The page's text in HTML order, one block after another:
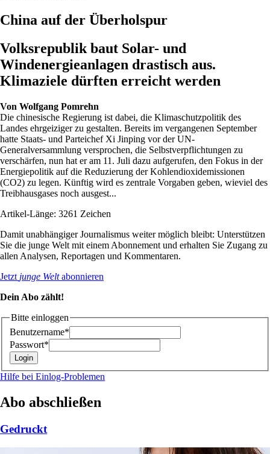
China auf der Überholspur
Volksrepublik baut Solar- und
Windenergieanlagen drastisch aus.
Klimaziele dürften erreicht werden
Von Wolfgang Pomrehn
Die chinesische Regierung ist dabei, die Klimaschutzpolitik des
Landes ehrgeiziger zu gestalten. Bereits im vergangenen September
hatte Staats- und Parteichef Xi Jinping vor der UN-
Generalversammlung versprochen, die Selbstverpflichtungen zu
verschärfen, nun hat er am 11. Juli dazu aufgerufen, den Fokus in der
Energiepolitik auf die Reduzierung der Kohlendioxidemissionen
(CO2) zu legen. Künftig wird es zentrale Vorgaben geben, wieviel des
Treibhausgases noch ausgest...
Artikel-Länge: 3261 Zeichen
Damit unabhängiger Journalismus weiter möglich bleibt: Unterstützen
Sie die junge Welt mit einem Abonnement und erhalten Sie Zugang zu
allen Analysen, Reportagen und Kommentaren.
Jetzt junge Weltabonnieren
Dein Abo zählt!
Bitte einloggen
Benutzername*
Passwort*
Hilfe bei Einlog-Problemen
Abo abschließen
Gedruckt